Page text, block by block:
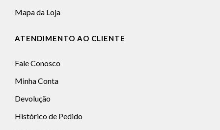
Mapa da Loja
ATENDIMENTO AO CLIENTE
Fale Conosco
Minha Conta
Devolução
Histórico de Pedido